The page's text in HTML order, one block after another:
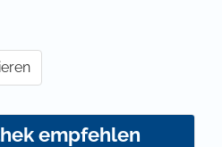
empfehlen